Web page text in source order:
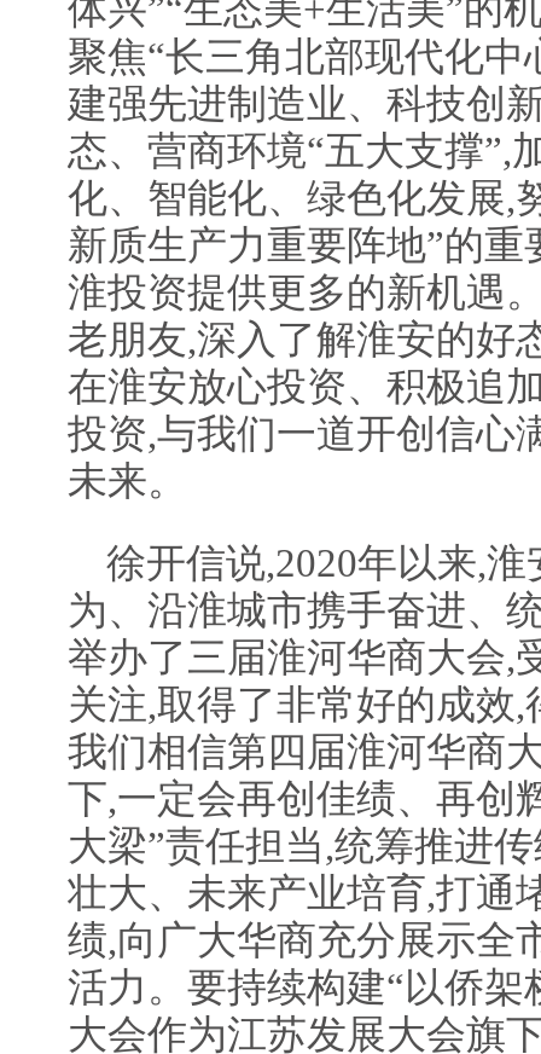
体兴”“生态美+生活美”的
聚焦“长三角北部现代化中
建强先进制造业、科技创
态、营商环境“五大支撑”,
化、智能化、绿色化发展,
新质生产力重要阵地”的
淮投资提供更多的新机遇
老朋友,深入了解淮安的好
在淮安放心投资、积极追
投资,与我们一道开创信心
未来。
徐开信说,2020年以来,
为、沿淮城市携手奋进、
举办了三届淮河华商大会,
关注,取得了非常好的成效
我们相信第四届淮河华商
下,一定会再创佳绩、再创
大梁”责任担当,统筹推进
壮大、未来产业培育,打通
绩,向广大华商充分展示全
活力。要持续构建“以侨架
大会作为江苏发展大会旗